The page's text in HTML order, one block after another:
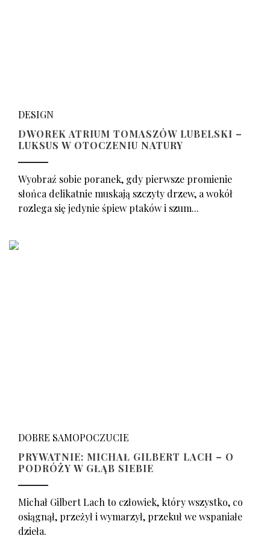
DESIGN
DWOREK ATRIUM TOMASZÓW LUBELSKI –
LUKSUS W OTOCZENIU NATURY
Wyobraź sobie poranek, gdy pierwsze promienie
słońca delikatnie muskają szczyty drzew, a wokół
rozlega się jedynie śpiew ptaków i szum...
DOBRE SAMOPOCZUCIE
PRYWATNIE: MICHAŁ GILBERT LACH – O
PODRÓŻY W GŁĄB SIEBIE
Michał Gilbert Lach to człowiek, który wszystko, co
osiągnął, przeżył i wymarzył, przekuł we wspaniałe
dzieła.